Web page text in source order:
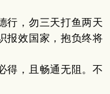
行，勿三天打鱼两天
报效国家，抱负终将
得，且畅通无阻。不